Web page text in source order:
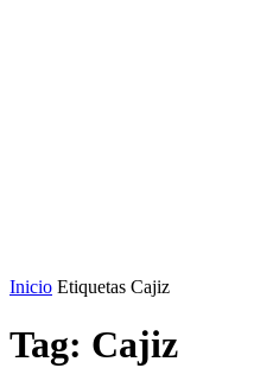
Inicio Etiquetas Cajiz
Tag: Cajiz